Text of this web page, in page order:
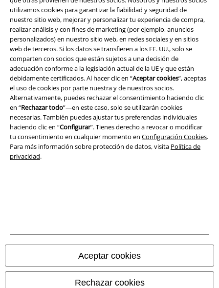
utilizamos cookies para garantizar la fiabilidad y seguridad de
nuestro sitio web, mejorar y personalizar tu experiencia de compra,
realizar análisis y con fines de marketing (por ejemplo, anuncios
personalizados) en nuestro sitio web, en redes sociales y en sitios
web de terceros. Si los datos se transfieren a los EE. UU., solo se
comparten con socios que están sujetos a una decisión de
adecuación conforme a la legislación actual de la UE y que están
debidamente certificados. Al hacer clic en “Aceptar cookies”, aceptas
el uso de cookies por parte nuestra y de nuestros socios.
Alternativamente, puedes rechazar el consentimiento haciendo clic
en “Rechazar todo”—en este caso, solo se utilizarán cookies
necesarias. También puedes ajustar tus preferencias individuales
haciendo clic en “Configurar”. Tienes derecho a revocar o modificar
tu consentimiento en cualquier momento en Configuración Cookies.
Para más información sobre protección de datos, visita Política de
privacidad.
Aceptar cookies
Rechazar cookies
Seguridad
Ley protección de datos
Eliminación de residuos y protección del medioambiente